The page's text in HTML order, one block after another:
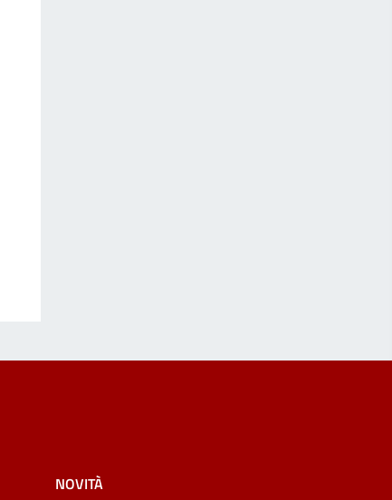
NOVITÀ